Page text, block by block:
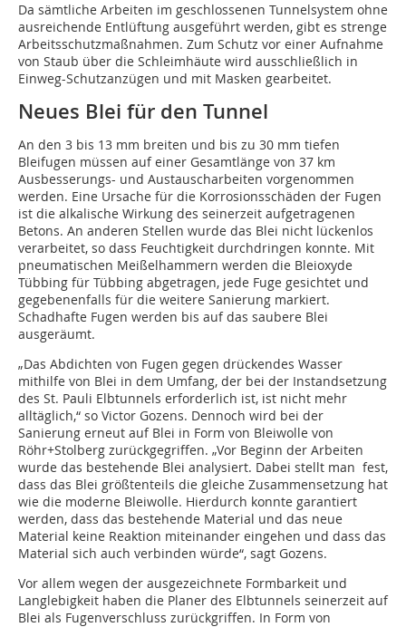
Da sämtliche Arbeiten im geschlossenen Tunnelsystem ohne
ausreichende Entlüftung ausgeführt werden, gibt es strenge
Arbeitsschutzmaßnahmen. Zum Schutz vor einer Aufnahme
von Staub über die Schleimhäute wird ausschließlich in
Einweg-Schutzanzügen und mit Masken gearbeitet.
Neues Blei für den Tunnel
An den 3 bis 13 mm breiten und bis zu 30 mm tiefen
Bleifugen müssen auf einer Gesamtlänge von 37 km
Ausbesserungs- und Austauscharbeiten vorgenommen
werden. Eine Ursache für die Korrosionsschäden der Fugen
ist die alkalische Wirkung des seinerzeit aufgetragenen
Betons. An anderen Stellen wurde das Blei nicht lückenlos
verarbeitet, so dass Feuchtigkeit durchdringen konnte. Mit
pneumatischen Meißelhammern werden die Bleioxyde
Tübbing für Tübbing abgetragen, jede Fuge gesichtet und
gegebenenfalls für die weitere Sanierung markiert.
Schadhafte Fugen werden bis auf das saubere Blei
ausgeräumt.
„Das Abdichten von Fugen gegen drückendes Wasser
mithilfe von Blei in dem Umfang, der bei der Instandsetzung
des St. Pauli Elbtunnels erforderlich ist, ist nicht mehr
alltäglich,“ so Victor Gozens. Dennoch wird bei der
Sanierung erneut auf Blei in Form von Bleiwolle von
Röhr+Stolberg zurückgegriffen. „Vor Beginn der Arbeiten
wurde das bestehende Blei analysiert. Dabei stellt man fest,
dass das Blei größtenteils die gleiche Zusammensetzung hat
wie die moderne Bleiwolle. Hierdurch konnte garantiert
werden, dass das bestehende Material und das neue
Material keine Reaktion miteinander eingehen und dass das
Material sich auch verbinden würde“, sagt Gozens.
Vor allem wegen der ausgezeichnete Formbarkeit und
Langlebigkeit haben die Planer des Elbtunnels seinerzeit auf
Blei als Fugenverschluss zurückgriffen. In Form von